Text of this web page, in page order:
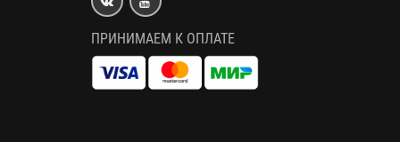
ПРИНИМАЕМ К ОПЛАТЕ